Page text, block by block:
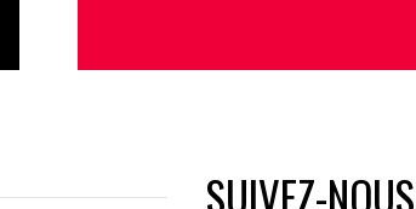
SUIVEZ-NOUS